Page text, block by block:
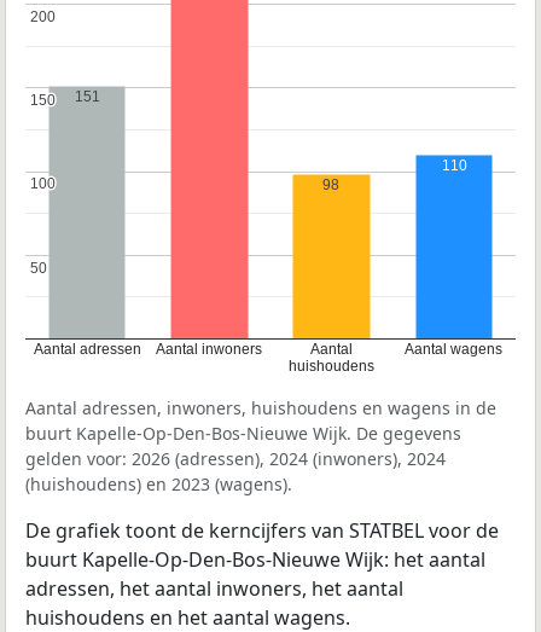
Aantal adressen Aantal inwoners
Aantal
huishoudens
Aantal wagens
50
50
100
100
150
150
200
200
151
98
110
Aantal adressen, inwoners, huishoudens en wagens in de
buurt Kapelle-Op-Den-Bos-Nieuwe Wijk. De gegevens
gelden voor: 2026 (adressen), 2024 (inwoners), 2024
(huishoudens) en 2023 (wagens).
De grafiek toont de kerncijfers van STATBEL voor de
buurt Kapelle-Op-Den-Bos-Nieuwe Wijk: het aantal
adressen, het aantal inwoners, het aantal
huishoudens en het aantal wagens.